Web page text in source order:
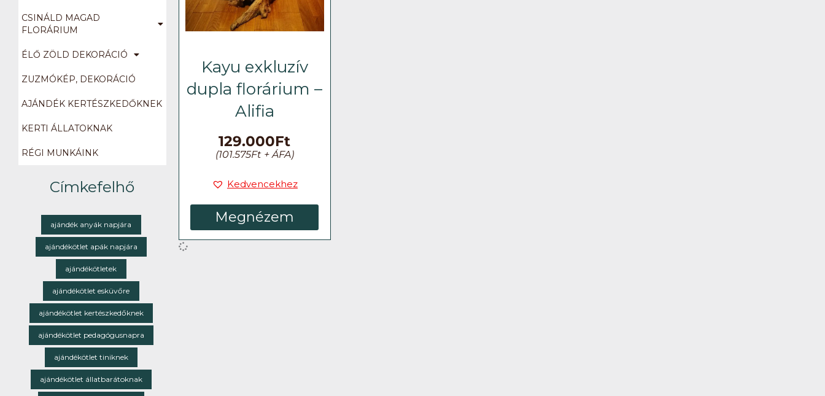
CSINÁLD MAGAD
FLORÁRIUM
ÉLŐ ZÖLD DEKORÁCIÓ
ZUZMÓKÉP, DEKORÁCIÓ
AJÁNDÉK KERTÉSZKEDŐKNEK
KERTI ÁLLATOKNAK
RÉGI MUNKÁINK
Címkefelhő
ajándék anyák napjára
ajándékötlet apák napjára
ajándékötletek
ajándékötlet esküvőre
ajándékötlet kertészkedőknek
ajándékötlet pedagógusnapra
ajándékötlet tiniknek
ajándékötlet állatbarátoknak
Kayu exkluzív
dupla florárium –
Alifia
129.000Ft
(101.575Ft+ ÁFA)
Kedvencekhez
Megnézem